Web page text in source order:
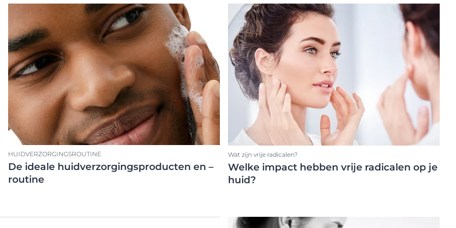
Producten
Hypersensitive Skin
pH5
UreaRepair PLUS
Zonbescherming
Anti-Pigment
Lees meer
Lichaamsgebied
Gezicht
Gezicht
Lichaam
HUIDVERZORGINGSROUTINE
De ideale huidverzorgingsproducten en –
routine
Wat zijn vrije radicalen?
Welke impact hebben vrije radicalen op je
huid?